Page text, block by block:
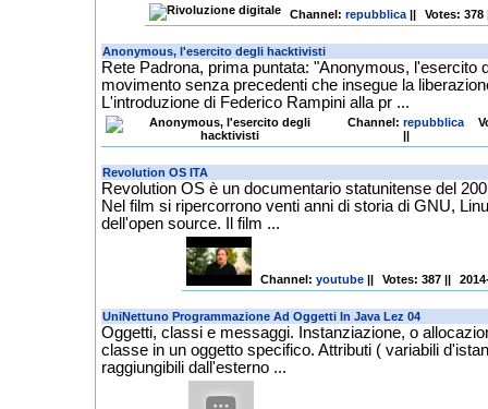
Channel: repubblica || Votes: 378
Rete Padrona, prima puntata: "Anonymous, l'esercito
movimento senza precedenti che insegue la
L'introduzione di Federico Rampini alla pr ...
Channel: repubblica
||
Revolution OS è un documentario statunitense del
Nel film si ripercorrono venti anni di storia di GNU,
dell'open source. Il film ...
Channel: youtube || Votes: 387 ||
Oggetti, classi e messaggi. Instanziazione, o
classe in un oggetto specifico. Attributi ( variabili
raggiungibili dall'esterno ...